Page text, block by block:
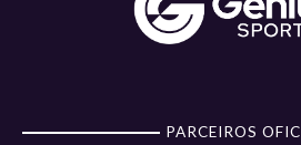
PARCEIROS